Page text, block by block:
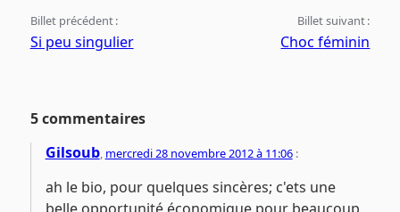
Billet précédent :
Si peu singulier
Billet suivant :
Choc féminin
5 commentaires
Gilsoub, mercredi 28 novembre 2012 à 11:06:
ah le bio, pour quelques sincères; c'ets une